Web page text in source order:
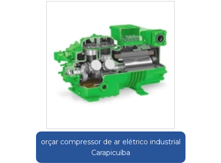
orçar compressor de ar elétrico industrial
Carapicuíba